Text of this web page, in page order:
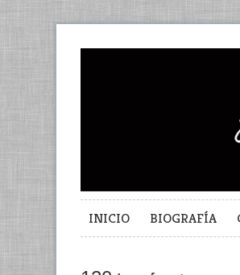
INICIO BIOGRAFÍA